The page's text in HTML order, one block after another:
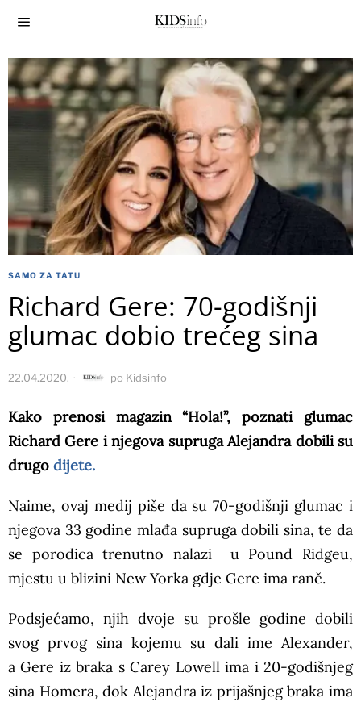
SAMO ZA TATU
Richard Gere: 70-godišnji
glumac dobio trećeg sina
22.04.2020. po Kidsinfo
Kako prenosi magazin “Hola!”, poznati glumac
Richard Gere i njegova supruga Alejandra dobili su
drugo dijete.
Naime, ovaj medij piše da su 70-godišnji glumac i
njegova 33 godine mlađa supruga dobili sina, te da
se porodica trenutno nalazi u Pound Ridgeu,
mjestu u blizini New Yorka gdje Gere ima ranč.
Podsjećamo, njih dvoje su prošle godine dobili
svog prvog sina kojemu su dali ime Alexander,
a Gere iz braka s Carey Lowell ima i 20-godišnjeg
sina Homera, dok Alejandra iz prijašnjeg braka ima